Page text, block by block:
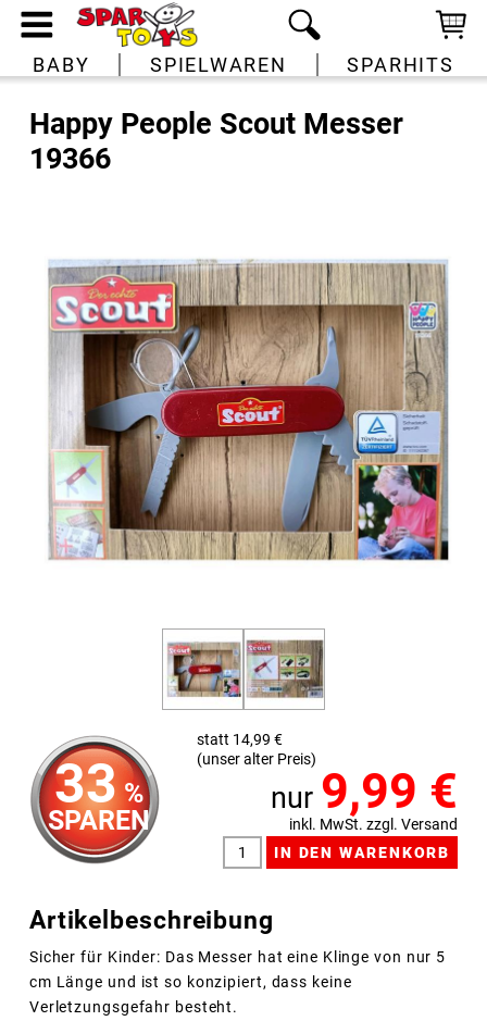
BABY SPIELWAREN SPARHITS
Happy People Scout Messer
19366
33 %
SPAREN
statt 14,99 €
(unser alter Preis)
nur 9,99 €
inkl. MwSt. zzgl. Versand
Artikelbeschreibung
Sicher für Kinder: Das Messer hat eine Klinge von nur 5
cm Länge und ist so konzipiert, dass keine
Verletzungsgefahr besteht.